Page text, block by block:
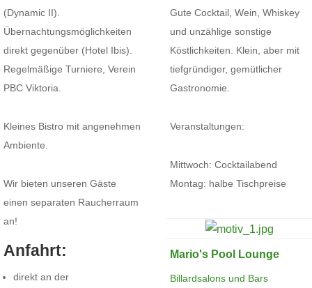
(Dynamic II).
Übernachtungsmöglichkeiten
direkt gegenüber (Hotel Ibis).
Regelmäßige Turniere, Verein
PBC Viktoria.
Kleines Bistro mit angenehmen
Ambiente.
Wir bieten unseren Gäste
einen separaten Raucherraum
an!
Anfahrt:
direkt an der
Gute Cocktail, Wein, Whiskey
und unzählige sonstige
Köstlichkeiten. Klein, aber mit
tiefgründiger, gemütlicher
Gastronomie.
Veranstaltungen:
Mittwoch: Cocktailabend
Montag: halbe Tischpreise
Mario's Pool Lounge
Billardsalons und Bars